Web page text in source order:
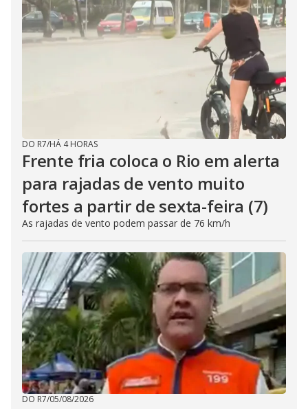
DO R7/HÁ 4 HORAS
Frente fria coloca o Rio em alerta
para rajadas de vento muito
fortes a partir de sexta-feira (7)
As rajadas de vento podem passar de 76 km/h
DO R7/05/08/2026